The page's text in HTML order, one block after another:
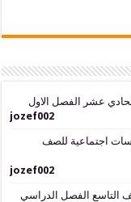
الاول
للصف
الدراسي